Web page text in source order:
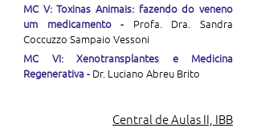
MC V: Toxinas Animais: fazendo do veneno
um medicamento - Profa. Dra. Sandra
Coccuzzo Sampaio Vessoni
MC VI: Xenotransplantes e Medicina
Regenerativa - Dr. Luciano Abreu Brito
Central de Aulas II, IBB